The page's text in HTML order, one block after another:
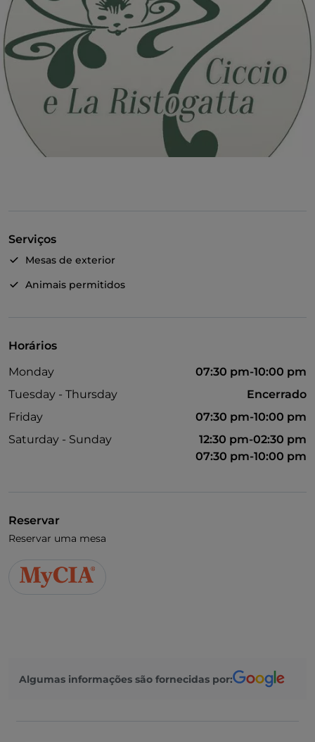
Serviços
Mesas de exterior
Animais permitidos
Horários
Monday
07:30 pm-10:00 pm
Tuesday - Thursday
Encerrado
Friday
07:30 pm-10:00 pm
Saturday - Sunday
12:30 pm-02:30 pm
07:30 pm-10:00 pm
Reservar
Reservar uma mesa
Algumas informações são fornecidas por: